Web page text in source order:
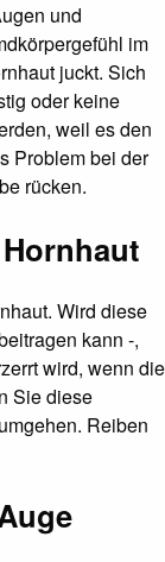
und
im
juckt. Sich
oder keine
weil es den
Problem bei der
rücken.
Wird diese
kann -,
wird, wenn die
Sie diese
Reiben